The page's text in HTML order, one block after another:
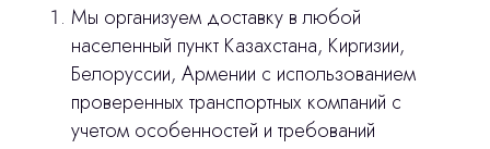
Мы организуем доставку в любой
населенный пункт Казахстана, Киргизии,
Белоруссии, Армении с использованием
проверенных транспортных компаний с
учетом особенностей и требований
сделано
Политика конфиденциальности
stasicus